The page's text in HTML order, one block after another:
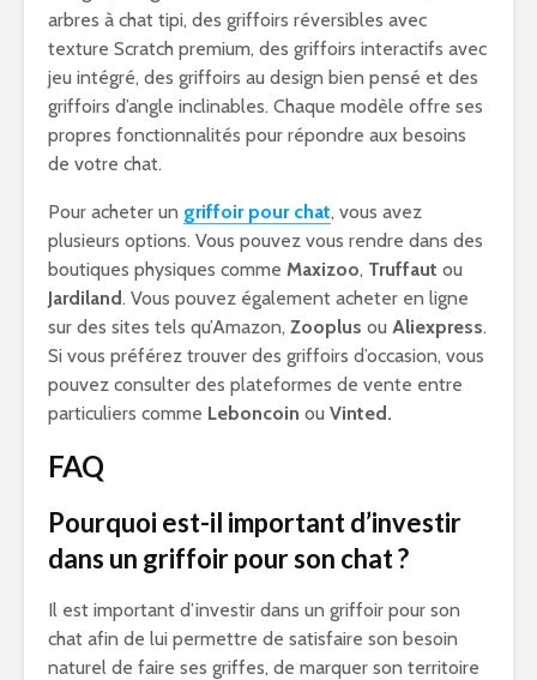
arbres à chat tipi, des griffoirs réversibles avec
texture Scratch premium, des griffoirs interactifs avec
jeu intégré, des griffoirs au design bien pensé et des
griffoirs d’angle inclinables. Chaque modèle offre ses
propres fonctionnalités pour répondre aux besoins
de votre chat.
Pour acheter un griffoir pour chat, vous avez
plusieurs options. Vous pouvez vous rendre dans des
boutiques physiques comme Maxizoo, Truffaut ou
Jardiland. Vous pouvez également acheter en ligne
sur des sites tels qu’Amazon, Zooplus ou Aliexpress.
Si vous préférez trouver des griffoirs d’occasion, vous
pouvez consulter des plateformes de vente entre
particuliers comme Leboncoin ou Vinted.
FAQ
Pourquoi est-il important d’investir
dans un griffoir pour son chat ?
Il est important d’investir dans un griffoir pour son
chat afin de lui permettre de satisfaire son besoin
naturel de faire ses griffes, de marquer son territoire